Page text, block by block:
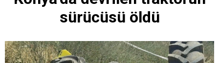
sürücüsü öldü